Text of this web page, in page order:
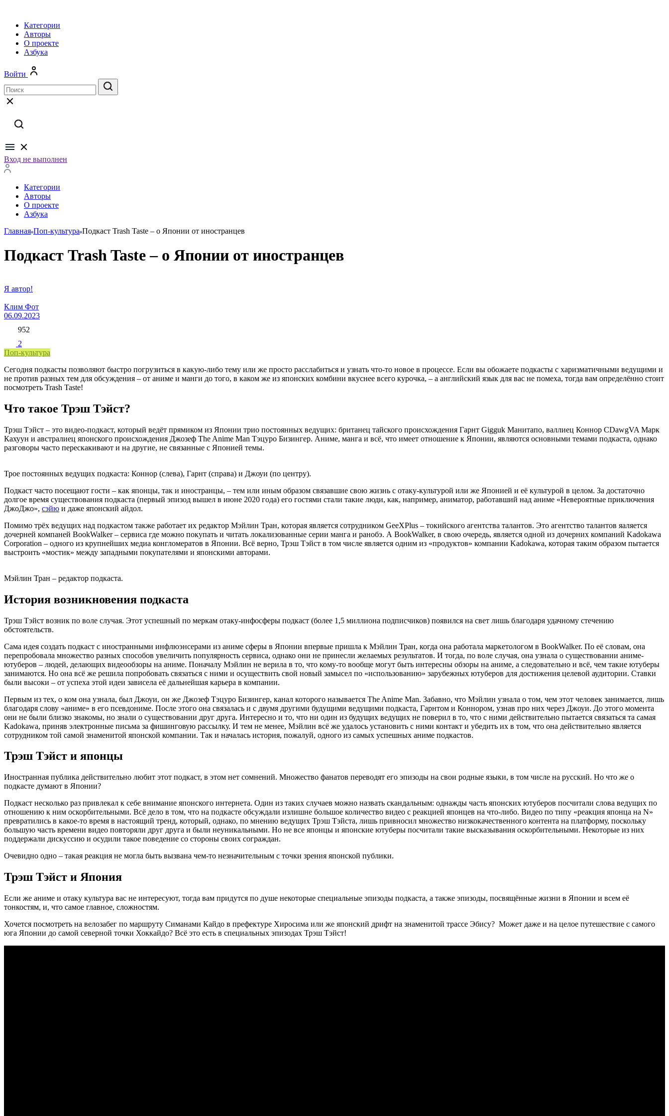
Категории
Авторы
О проекте
Азбука
Войти
Вход не выполнен
Категории
Авторы
О проекте
Азбука
Главная Поп-культура Подкаст Trash Taste – о Японии от иностранцев
Подкаст Trash Taste – о Японии от иностранцев
Я автор!
Клим Фот
06.09.2023
952
2
Поп-культура
Сегодня подкасты позволяют быстро погрузиться в какую-либо тему или же просто расслабиться и узнать что-то новое в процессе. Если вы обожаете подкасты с харизматичными ведущими и
не против разных тем для обсуждения – от аниме и манги до того, в каком же из японских комбини вкуснее всего курочка, – а английский язык для вас не помеха, тогда вам определённо стоит
посмотреть Trash Taste!
Что такое Трэш Тэйст?
Трэш Тэйст – это видео-подкаст, который ведёт прямиком из Японии трио постоянных ведущих: британец тайского происхождения Гарнт Gigguk Манитапо, валлиец Коннор CDawgVA Марк
Кахуун и австралиец японского происхождения Джозеф The Anime Man Тэцуро Бизингер. Аниме, манга и всё, что имеет отношение к Японии, являются основными темами подкаста, однако
разговоры часто перескакивают и на другие, не связанные с Японией темы.
Трое постоянных ведущих подкаста: Коннор (слева), Гарнт (справа) и Джоуи (по центру).
Подкаст часто посещают гости – как японцы, так и иностранцы, – тем или иным образом связавшие свою жизнь с отаку-культурой или же Японией и её культурой в целом. За достаточно
долгое время существования подкаста (первый эпизод вышел в июне 2020 года) его гостями стали такие люди, как, например, аниматор, работавший над аниме «Невероятные приключения
ДжоДжо», сэйю и даже японский айдол.
Помимо трёх ведущих над подкастом также работает их редактор Мэйлин Тран, которая является сотрудником GeeXPlus – токийского агентства талантов. Это агентство талантов яаляется
дочерней компаней BookWalker – сервиса где можно покупать и читать локализованные серии манга и ранобэ. А BookWalker, в свою очередь, является одной из дочерних компаний Kadokawa
Corporation – одного из крупнейших медиа конгломератов в Японии. Всё верно, Трэш Тэйст в том числе является одним из «продуктов» компании Kadokawa, которая таким образом пытается
выстроить «мостик» между западными покупателями и японскими авторами.
Мэйлин Тран – редактор подкаста.
История возникновения подкаста
Трэш Тэйст возник по воле случая. Этот успешный по меркам отаку-инфосферы подкаст (более 1,5 миллиона подписчиков) появился на свет лишь благодаря удачному стечению
обстоятельств.
Сама идея создать подкаст с иностранными инфлюэнсерами из аниме сферы в Японии впервые пришла к Мэйлин Тран, когда она работала маркетологом в BookWalker. По её словам, она
перепробовала множество разных способов увеличить популярность сервиса, однако они не принесли желаемых результатов. И тогда, по воле случая, она узнала о существовании аниме-
ютуберов – людей, делающих видеообзоры на аниме. Поначалу Мэйлин не верила в то, что кому-то вообще могут быть интересны обзоры на аниме, а следовательно и всё, чем такие ютуберы
занимаются. Но она всё же решила попробовать связаться с ними и осуществить свой новый замысел по «использованию» зарубежных ютуберов для достижения целевой аудитории. Ставки
были высоки – от успеха этой идеи зависела её дальнейшая карьера в компании.
Первым из тех, о ком она узнала, был Джоуи, он же Джозеф Тэцуро Бизингер, канал которого называется The Anime Man. Забавно, что Мэйлин узнала о том, чем этот человек занимается, лишь
благодаря слову «аниме» в его псевдониме. После этого она связалась и с двумя другими будущими ведущими подкаста, Гарнтом и Коннором, узнав про них через Джоуи. До этого момента
они не были близко знакомы, но знали о существовании друг друга. Интересно и то, что ни один из будущих ведущих не поверил в то, что с ними действительно пытается связаться та самая
Kadokawa, приняв электронные письма за фишинговую рассылку. И тем не менее, Мэйлин всё же удалось установить с ними контакт и убедить их в том, что она действительно является
сотрудником той самой знаменитой японской компании. Так и началась история, пожалуй, одного из самых успешных аниме подкастов.
Трэш Тэйст и японцы
Иностранная публика действительно любит этот подкаст, в этом нет сомнений. Множество фанатов переводят его эпизоды на свои родные языки, в том числе на русский. Но что же о
подкасте думают в Японии?
Подкаст несколько раз привлекал к себе внимание японского интернета. Один из таких случаев можно назвать скандальным: однажды часть японских ютуберов посчитали слова ведущих по
отношению к ним оскорбительными. Всё дело в том, что на подкасте обсуждали излишне большое количество видео с реакцией японцев на что-либо. Видео по типу «реакция японца на N»
превратились в какое-то время в настоящий тренд, который, однако, по мнению ведущих Трэш Тэйста, лишь привносил множество низкокачественного контента на платформу, поскольку
большую часть времени видео повторяли друг друга и были неуникальными. Но не все японцы и японские ютуберы посчитали такие высказывания оскорбительными. Некоторые из них
поддержали дискуссию и осудили такое поведение со стороны своих сограждан.
Очевидно одно – такая реакция не могла быть вызвана чем-то незначительным с точки зрения японской публики.
Трэш Тэйст и Япония
Если же аниме и отаку культура вас не интересуют, тогда вам придутся по душе некоторые специальные эпизоды подкаста, а также эпизоды, посвящённые жизни в Японии и всем её
тонкостям, и, что самое главное, сложностям.
Хочется посмотреть на велозабег по маршруту Симанами Кайдо в префектуре Хиросима или же японский дрифт на знаменитой трассе Эбису? Может даже и на целое путешествие с самого
юга Японии до самой северной точки Хоккайдо? Всё это есть в специальных эпизодах Трэш Тэйст!